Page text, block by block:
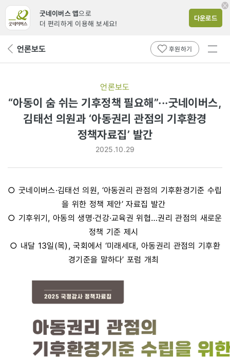
굿네이버스 앱으로
더 편리하게 이용해 보세요!
다운로드
뒤 언론보도 후원하기
전체
언론보도
“아동이 숨 쉬는 기후정책 필요해”···굿네이버스,
김태선 의원과 ‘아동권리 관점의 기후환경
정책자료집’ 발간
2025.10.29
○ 굿네이버스·김태선 의원, ‘아동권리 관점의 기후환경기준 수립
을 위한 정책 제안’ 자료집 발간
○ 기후위기, 아동의 생명·건강·교육권 위협…권리 관점의 새로운
정책 기준 제시
○ 내달 13일(목), 국회에서 ‘미래세대, 아동권리 관점의 기후환
경기준을 말하다’ 포럼 개최